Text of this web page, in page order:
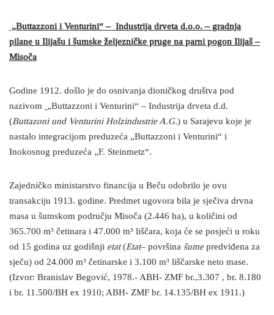
„Buttazzoni i Venturini“ – Industrija drveta d.o.o. – gradnja
pilane u Ilijašu i šumske željezničke pruge na parni pogon Ilijaš –
Misoča
Godine 1912. došlo je do osnivanja dioničkog društva pod
nazivom „Buttazzoni i Venturini“ – Industrija drveta d.d.
(Buttazoni und Venturini Holzindustrie A.G.) u Sarajevu koje je
nastalo integracijom preduzeća „Buttazzoni i Venturini“ i
Inokosnog preduzeća „F. Steinmetz“.
Zajedničko ministarstvo financija u Beču odobrilo je ovu
transakciju 1913. godine. Predmet ugovora bila je sječiva drvna
masa u šumskom području Misoča (2.446 ha), u količini od
365.700 m³ četinara i 47.000 m³ liščara, koja će se posjeći u roku
od 15 godina uz godišnji etat(Etat– površina šumepredviđena za
sječu) od 24.000 m³ četinarske i 3.100 m³ liščarske neto mase.
(Izvor: Branislav Begović, 1978.- ABH- ZMF br.,3.307 , br. 8.180
i br. 11.500/BH ex 1910; ABH- ZMF br. 14.135/BH ex 1911.)